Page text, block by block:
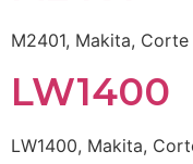
M2401, Makita,
LW1400
LW1400, Makita,